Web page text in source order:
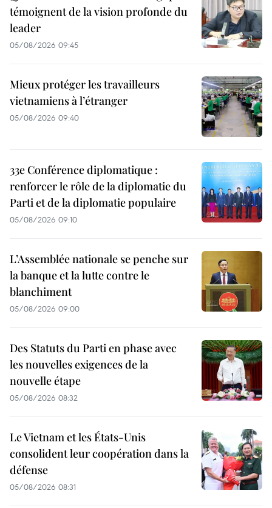
témoignent de la vision profonde du
leader
05/08/2026 09:45
Mieux protéger les travailleurs
vietnamiens à l’étranger
05/08/2026 09:40
33e Conférence diplomatique :
renforcer le rôle de la diplomatie du
Parti et de la diplomatie populaire
05/08/2026 09:10
L’Assemblée nationale se penche sur
la banque et la lutte contre le
blanchiment
05/08/2026 09:00
Des Statuts du Parti en phase avec
les nouvelles exigences de la
nouvelle étape
05/08/2026 08:32
Le Vietnam et les États-Unis
consolident leur coopération dans la
défense
05/08/2026 08:31